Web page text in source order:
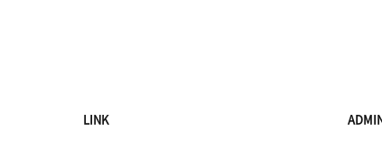
LINK